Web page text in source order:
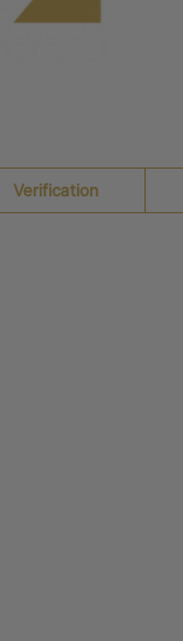
Verification